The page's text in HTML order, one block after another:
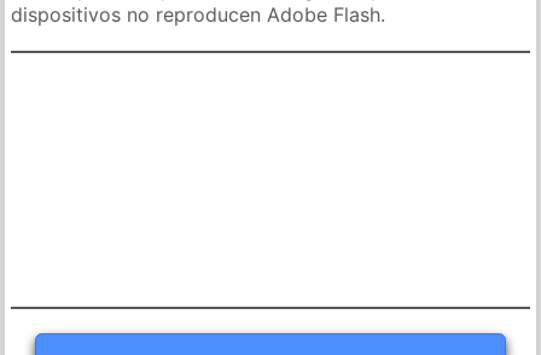
dispositivos no reproducen Adobe Flash.